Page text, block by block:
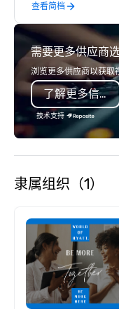
查看简档
需要更多供应商
浏览更多供应商以获取
了解更多信息
技术支持
隶属组织（1）